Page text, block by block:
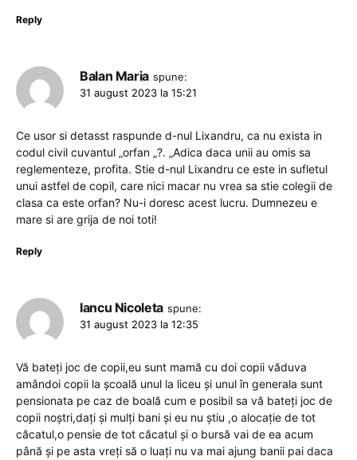
Reply
Balan Maria spune:
31 august 2023 la 15:21
Ce usor si detasst raspunde d-nul Lixandru, ca nu exista in
codul civil cuvantul „orfan „?. „Adica daca unii au omis sa
reglementeze, profita. Stie d-nul Lixandru ce este in sufletul
unui astfel de copil, care nici macar nu vrea sa stie colegii de
clasa ca este orfan? Nu-i doresc acest lucru. Dumnezeu e
mare si are grija de noi toti!
Reply
Iancu Nicoleta spune:
31 august 2023 la 12:35
Vă bateți joc de copii,eu sunt mamă cu doi copii văduva
amândoi copii la școală unul la liceu și unul în generala sunt
pensionata pe caz de boală cum e posibil sa vă bateți joc de
copii noștri,dați și mulți bani și eu nu știu ,o alocație de tot
căcatul,o pensie de tot căcatul și o bursă vai de ea acum
până și pe asta vreți să o luați nu va mai ajung banii pai daca